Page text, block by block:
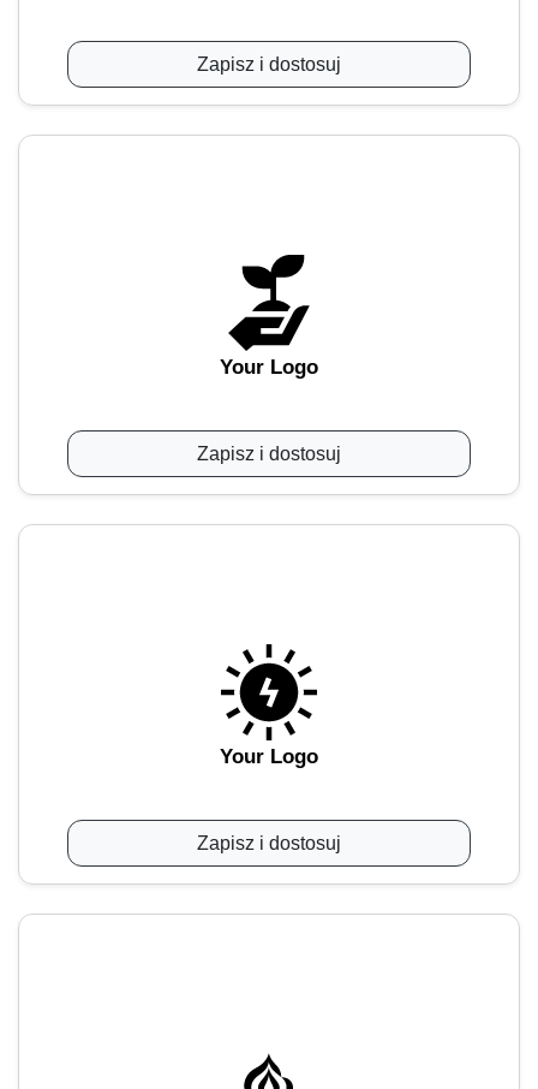
Zapisz i dostosuj
Your Logo
Zapisz i dostosuj
Your Logo
Zapisz i dostosuj